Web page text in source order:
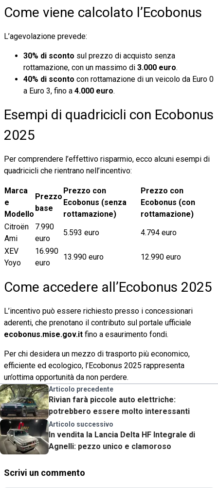
Come viene calcolato l’Ecobonus
L’agevolazione prevede:
30% di sconto sul prezzo di acquisto senza
rottamazione, con un massimo di 3.000 euro.
40% di sconto con rottamazione di un veicolo da Euro 0
a Euro 3, fino a 4.000 euro.
Esempi di quadricicli con Ecobonus
2025
Per comprendere l’effettivo risparmio, ecco alcuni esempi di
quadricicli che rientrano nell’incentivo:
Marca
e
Modello
Prezzo
base
Prezzo con
Ecobonus (senza
rottamazione)
Prezzo con
Ecobonus (con
rottamazione)
Citroën
Ami
7.990
euro
5.593 euro
4.794 euro
XEV
Yoyo
16.990
euro
13.990 euro 12.990 euro
Come accedere all’Ecobonus 2025
L’incentivo può essere richiesto presso i concessionari
aderenti, che prenotano il contributo sul portale ufficiale
ecobonus.mise.gov.it fino a esaurimento fondi.
Per chi desidera un mezzo di trasporto più economico,
efficiente ed ecologico, l’Ecobonus 2025 rappresenta
un’ottima opportunità da non perdere.
Articolo precedente
Rivian farà piccole auto elettriche:
potrebbero essere molto interessanti
Articolo successivo
In vendita la Lancia Delta HF Integrale di
Agnelli: pezzo unico e clamoroso
Scrivi un commento